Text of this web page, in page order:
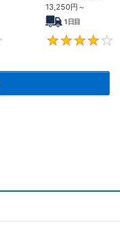
0
13,250円 ～
1日目